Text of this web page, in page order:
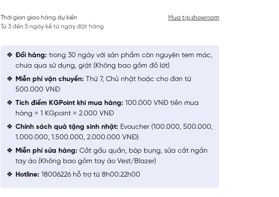
Thời gian giao hàng dự kiến
Từ 3 đến 5 ngày kể từ ngày đặt hàng
Mua tại showroom
Đổi hàng: trong 30 ngày với sản phẩm còn nguyên tem mác,
chưa qua sử dụng, giặt (Không bao gồm đồ lót)
Miễn phí vận chuyển: Thứ 7, Chủ nhật hoặc cho đơn từ
500.000 VNĐ
Tích điểm KGPoint khi mua hàng: 100.000 VNĐ tiền mua
hàng = 1 KGpoint = 2.000 VNĐ
Chính sách quà tặng sinh nhật: Evoucher (100.000, 500.000,
1.000.000, 1.500.000, 2.000.000 VNĐ)
Miễn phí sửa hàng: Cắt gấu quần, bóp bụng, sửa cắt ngắn
tay áo (Không bao gồm tay áo Vest/Blazer)
Hotline: 18006226 hỗ trợ từ 8h00:22h00